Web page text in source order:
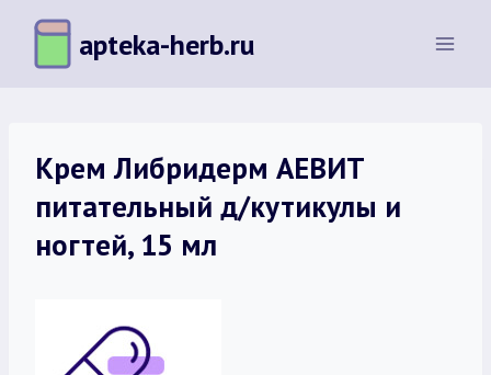
Перейти
содержимому
apteka-herb.ru
Крем Либридерм АЕВИТ
питательный д/кутикулы и
ногтей, 15 мл